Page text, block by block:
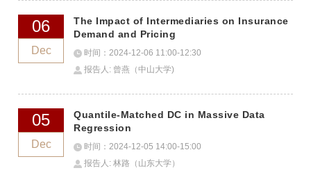
06
Dec
The Impact of Intermediaries on Insurance
Demand and Pricing
时间：2024-12-06 11:00-12:30
报告人: 曾燕（中山大学)
05
Dec
Quantile-Matched DC in Massive Data
Regression
时间：2024-12-05 14:00-15:00
报告人: 林路（山东大学）